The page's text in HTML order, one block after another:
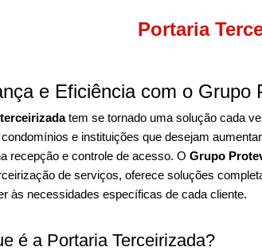
Portaria
e Eficiência com o Grupo
tem se tornado uma solução cada
e instituições que desejam
recepção e controle de acesso. O Grupo
de serviços, oferece soluções
às necessidades específicas de cada cliente.
é a Portaria Terceirizada?